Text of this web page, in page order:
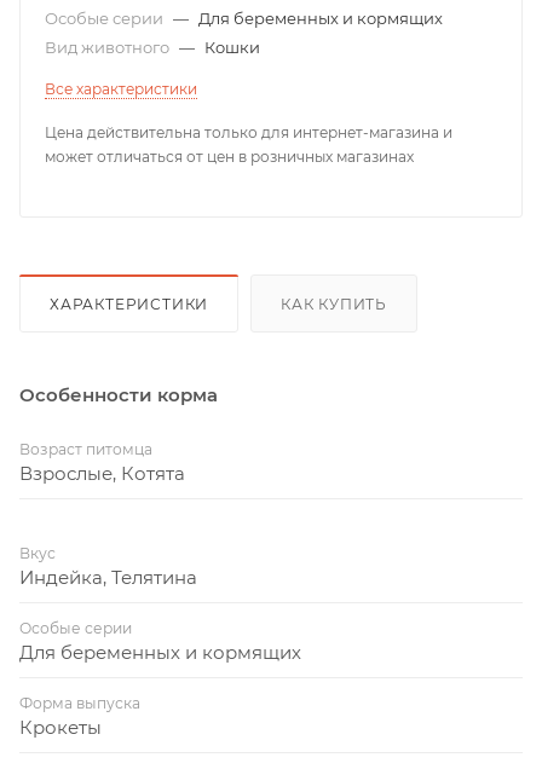
Особые серии — Для беременных и кормящих
Вид животного — Кошки
Все характеристики
Цена действительна только для интернет-магазина и
может отличаться от цен в розничных магазинах
ХАРАКТЕРИСТИКИ КАК КУПИТЬ
Особенности корма
Возраст питомца
Взрослые, Котята
Вкус
Индейка, Телятина
Особые серии
Для беременных и кормящих
Форма выпуска
Крокеты